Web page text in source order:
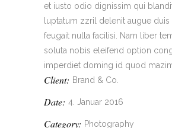
et iusto odio dignissim qui
luptatum zzril delenit augue
feugait nulla facilisi. Nam liber
soluta nobis eleifend option
imperdiet doming id quod
Client: Brand & Co.
Date: 4. Januar 2016
Category: Photography